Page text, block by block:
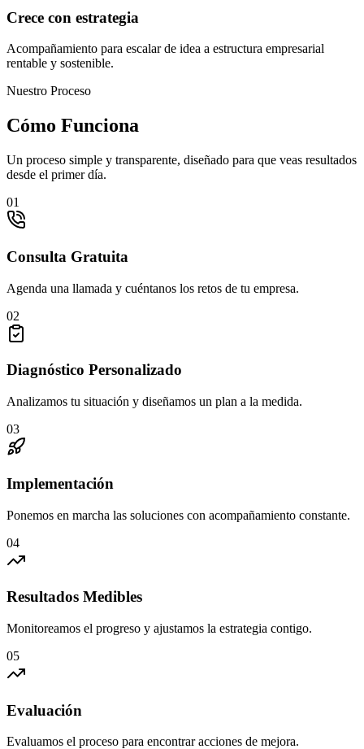
Crece con estrategia
Acompañamiento para escalar de idea a estructura empresarial
rentable y sostenible.
Nuestro Proceso
Cómo Funciona
Un proceso simple y transparente, diseñado para que veas resultados
desde el primer día.
01
Consulta Gratuita
Agenda una llamada y cuéntanos los retos de tu empresa.
02
Diagnóstico Personalizado
Analizamos tu situación y diseñamos un plan a la medida.
03
Implementación
Ponemos en marcha las soluciones con acompañamiento constante.
04
Resultados Medibles
Monitoreamos el progreso y ajustamos la estrategia contigo.
05
Evaluación
Evaluamos el proceso para encontrar acciones de mejora.